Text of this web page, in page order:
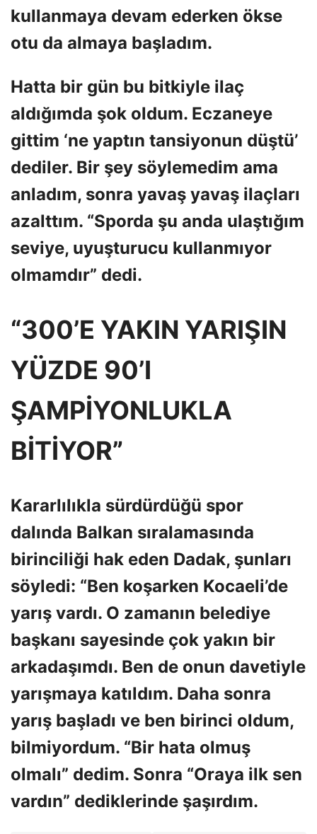
kullanmaya devam ederken ökse
otu da almaya başladım.
Hatta bir gün bu bitkiyle ilaç
aldığımda şok oldum. Eczaneye
gittim ‘ne yaptın tansiyonun düştü’
dediler. Bir şey söylemedim ama
anladım, sonra yavaş yavaş ilaçları
azalttım. “Sporda şu anda ulaştığım
seviye, uyuşturucu kullanmıyor
olmamdır” dedi.
“300’E YAKIN YARIŞIN
YÜZDE 90’I
ŞAMPİYONLUKLA
BİTİYOR”
Kararlılıkla sürdürdüğü spor
dalında Balkan sıralamasında
birinciliği hak eden Dadak, şunları
söyledi: “Ben koşarken Kocaeli’de
yarış vardı. O zamanın belediye
başkanı sayesinde çok yakın bir
arkadaşımdı. Ben de onun davetiyle
yarışmaya katıldım. Daha sonra
yarış başladı ve ben birinci oldum,
bilmiyordum. “Bir hata olmuş
olmalı” dedim. Sonra “Oraya ilk sen
vardın” dediklerinde şaşırdım.